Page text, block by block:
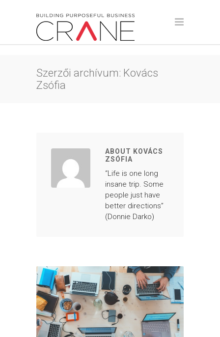
Szerzői archívum: Kovács
Zsófia
ABOUT KOVÁCS
ZSÓFIA
“Life is one long
insane trip. Some
people just have
better directions”
(Donnie Darko)